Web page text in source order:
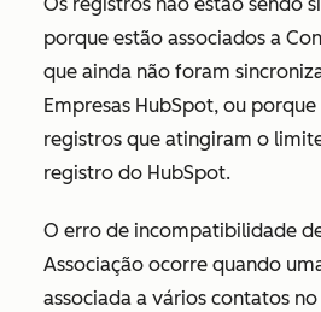
porque estão associados a
que ainda não foram
Empresas HubSpot, ou
registros que atingiram o
registro do HubSpot.
O erro de incompatibilidade
Associação ocorre quando
associada a vários contatos